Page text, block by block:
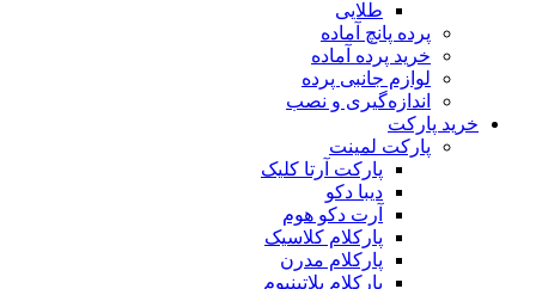
پرده پانچ آماده
خرید پرده آماده
لوازم جانبی پرده
اندازه‌گیری و نصب
پارکت
پارکت لمینت
پارکت آرتا کلیک
دیبا دکو
آرت دکو هوم
پارکلام کلاسیک
پارکلام مدرن
پارکلام پلاتینیوم